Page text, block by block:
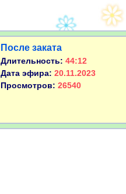
После заката
Длительность: 44:12
Дата эфира: 20.11.2023
Просмотров: 26540